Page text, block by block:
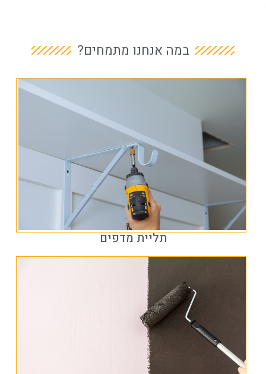
במה אנחנו מתמחים?
תליית מדפים